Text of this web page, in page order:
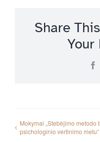
Share
Your
Mokymai „Stebėjimo
psichologinio vertinimo metu“